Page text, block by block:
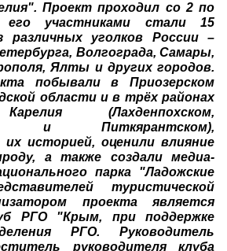
Проект проходил со 2 по
участниками стали 15
различных уголков России –
Волгограда, Самары,
Ялты и других городов.
побывали в Приозерском
области и в трёх районах
(Лахденпохском,
и Питкярантском),
их историей, оценили влияние
а также создали медиа-
парка "Ладожские
туристической
проекта является
РГО "Крым, при поддержке
РГО. Руководитель
руководителя клуба